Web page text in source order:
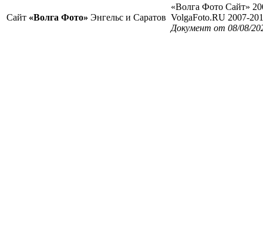
Сайт «Волга Фото» Энгельс и Саратов
«Волга Фото Сайт»
VolgaFoto.RU 2007-
Документ от 08/08/